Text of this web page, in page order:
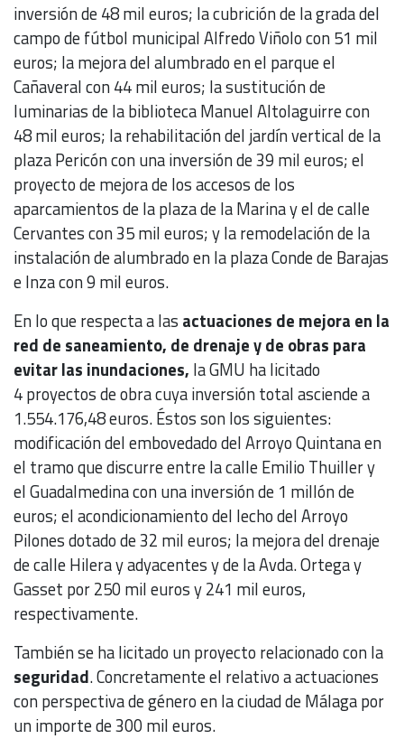
inversión de 48 mil euros; la cubrición de la grada del
campo de fútbol municipal Alfredo Viñolo con 51 mil
euros; la mejora del alumbrado en el parque el
Cañaveral con 44 mil euros; la sustitución de
luminarias de la biblioteca Manuel Altolaguirre con
48 mil euros; la rehabilitación del jardín vertical de la
plaza Pericón con una inversión de 39 mil euros; el
proyecto de mejora de los accesos de los
aparcamientos de la plaza de la Marina y el de calle
Cervantes con 35 mil euros; y la remodelación de la
instalación de alumbrado en la plaza Conde de Barajas
e Inza con 9 mil euros.
En lo que respecta a las actuaciones de mejora en la
red de saneamiento, de drenaje y de obras para
evitar las inundaciones, la GMU ha licitado
4 proyectos de obra cuya inversión total asciende a
1.554.176,48 euros. Éstos son los siguientes:
modificación del embovedado del Arroyo Quintana en
el tramo que discurre entre la calle Emilio Thuiller y
el Guadalmedina con una inversión de 1 millón de
euros; el acondicionamiento del lecho del Arroyo
Pilones dotado de 32 mil euros; la mejora del drenaje
de calle Hilera y adyacentes y de la Avda. Ortega y
Gasset por 250 mil euros y 241 mil euros,
respectivamente.
También se ha licitado un proyecto relacionado con la
seguridad. Concretamente el relativo a actuaciones
con perspectiva de género en la ciudad de Málaga por
un importe de 300 mil euros.